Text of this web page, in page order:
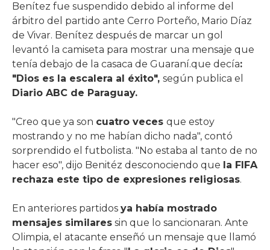
Benítez fue suspendido debido al informe del
árbitro del partido ante Cerro Porteño, Mario Díaz
de Vivar. Benítez después de marcar un gol
levantó la camiseta para mostrar una mensaje que
tenía debajo de la casaca de Guaraní.que decía:
"Dios es la escalera al éxito", según publica el
Diario ABC de Paraguay.
"Creo que ya son cuatro veces que estoy
mostrando y no me habían dicho nada", contó
sorprendido el futbolista. "No estaba al tanto de no
hacer eso", dijo Benitéz desconociendo que la FIFA
rechaza este tipo de expresiones religiosas.
En anteriores partidos ya había mostrado
mensajes similares sin que lo sancionaran. Ante
Olimpia, el atacante enseñó un mensaje que llamó